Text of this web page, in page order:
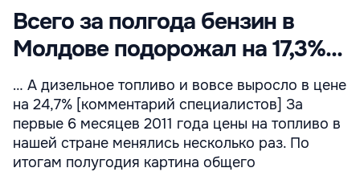
Всего за полгода бензин в
Молдове подорожал на 17,3%...
… А дизельное топливо и вовсе выросло в цене
на 24,7% [комментарий специалистов] За
первые 6 месяцев 2011 года цены на топливо в
нашей стране менялись несколько раз. По
итогам полугодия картина общего